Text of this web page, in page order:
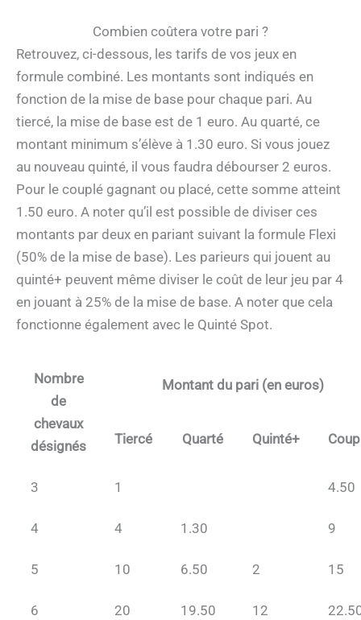
Combien coûtera votre pari ?
Retrouvez, ci-dessous, les tarifs de vos jeux en
formule combiné. Les montants sont indiqués en
fonction de la mise de base pour chaque pari. Au
tiercé, la mise de base est de 1 euro. Au quarté, ce
montant minimum s’élève à 1.30 euro. Si vous jouez
au nouveau quinté, il vous faudra débourser 2 euros.
Pour le couplé gagnant ou placé, cette somme atteint
1.50 euro. A noter qu’il est possible de diviser ces
montants par deux en pariant suivant la formule Flexi
(50% de la mise de base). Les parieurs qui jouent au
quinté+ peuvent même diviser le coût de leur jeu par 4
en jouant à 25% de la mise de base. A noter que cela
fonctionne également avec le Quinté Spot.
Nombre
de
chevaux
désignés
Montant du pari (en euros)
Tiercé Quarté Quinté+
3 1 4.50
4 4 1.30 9
5 10 6.50 2 15
6 20 19.50 12